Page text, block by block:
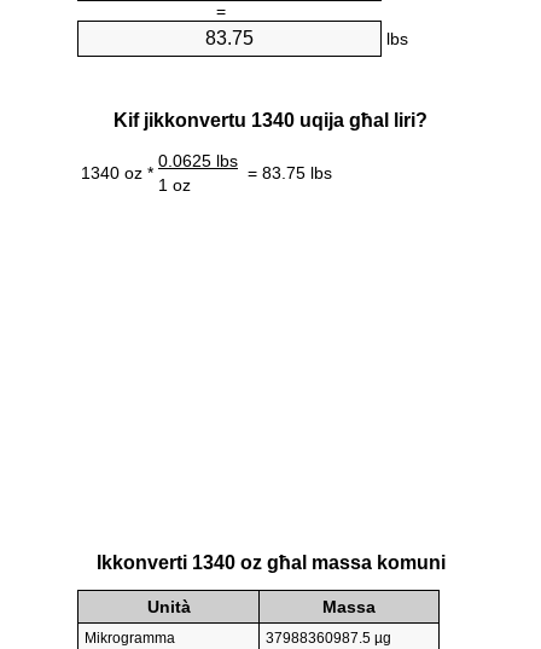
=
lbs
Kif jikkonvertu 1340 uqija għal liri?
1340 oz *
0.0625 lbs
= 83.75 lbs
1 oz
Ikkonverti 1340 oz għal massa komuni
Unità Massa
Mikrogramma
37988360987.5 µg